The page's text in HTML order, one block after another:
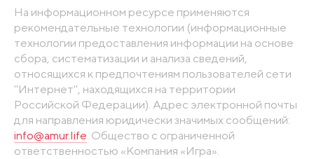
На информационном ресурсе применяются
рекомендательные технологии (информационные
технологии предоставления информации на основе
сбора, систематизации и анализа сведений,
относящихся к предпочтениям пользователей сети
"Интернет", находящихся на территории
Российской Федерации). Адрес электронной почты
для направления юридически значимых сообщений:
info@amur.life . Общество с ограниченной
ответственностью «Компания «Игра».